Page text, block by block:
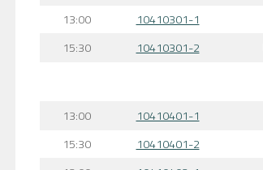
13:00
10410301-1
15:30
10410301-2
13:00
10410401-1
15:30
10410401-2